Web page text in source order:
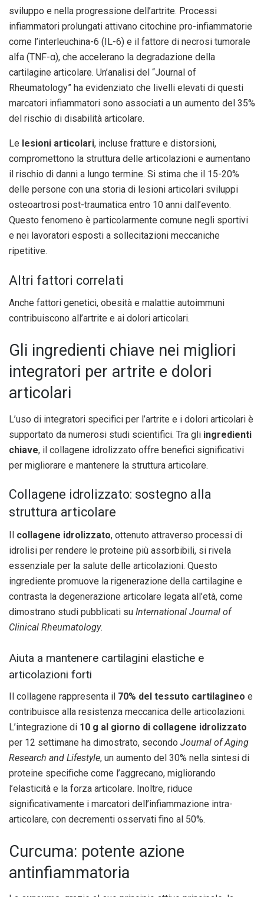
sviluppo e nella progressione dell’artrite. Processi
infiammatori prolungati attivano citochine pro-infiammatorie
come l’interleuchina-6 (IL-6) e il fattore di necrosi tumorale
alfa (TNF-α), che accelerano la degradazione della
cartilagine articolare. Un’analisi del “Journal of
Rheumatology” ha evidenziato che livelli elevati di questi
marcatori infiammatori sono associati a un aumento del 35%
del rischio di disabilità articolare.
Le lesioni articolari, incluse fratture e distorsioni,
compromettono la struttura delle articolazioni e aumentano
il rischio di danni a lungo termine. Si stima che il 15-20%
delle persone con una storia di lesioni articolari sviluppi
osteoartrosi post-traumatica entro 10 anni dall’evento.
Questo fenomeno è particolarmente comune negli sportivi
e nei lavoratori esposti a sollecitazioni meccaniche
ripetitive.
Altri fattori correlati
Anche fattori genetici, obesità e malattie autoimmuni
contribuiscono all’artrite e ai dolori articolari.
Gli ingredienti chiave nei migliori
integratori per artrite e dolori
articolari
L’uso di integratori specifici per l’artrite e i dolori articolari è
supportato da numerosi studi scientifici. Tra gli ingredienti
chiave, il collagene idrolizzato offre benefici significativi
per migliorare e mantenere la struttura articolare.
Collagene idrolizzato: sostegno alla
struttura articolare
Il collagene idrolizzato, ottenuto attraverso processi di
idrolisi per rendere le proteine più assorbibili, si rivela
essenziale per la salute delle articolazioni. Questo
ingrediente promuove la rigenerazione della cartilagine e
contrasta la degenerazione articolare legata all’età, come
dimostrano studi pubblicati su International Journal of
Clinical Rheumatology.
Aiuta a mantenere cartilagini elastiche e
articolazioni forti
Il collagene rappresenta il 70% del tessuto cartilagineo e
contribuisce alla resistenza meccanica delle articolazioni.
L’integrazione di 10 g al giorno di collagene idrolizzato
per 12 settimane ha dimostrato, secondo Journal of Aging
Research and Lifestyle, un aumento del 30% nella sintesi di
proteine specifiche come l’aggrecano, migliorando
l’elasticità e la forza articolare. Inoltre, riduce
significativamente i marcatori dell’infiammazione intra-
articolare, con decrementi osservati fino al 50%.
Curcuma: potente azione
antinfiammatoria